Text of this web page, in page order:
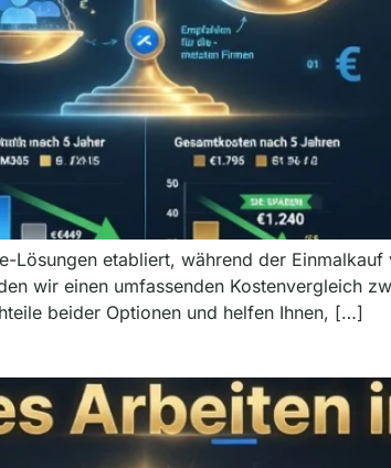
etabliert, während der
wir einen umfassenden Kostenvergleich
beider Optionen und helfen Ihnen, […]